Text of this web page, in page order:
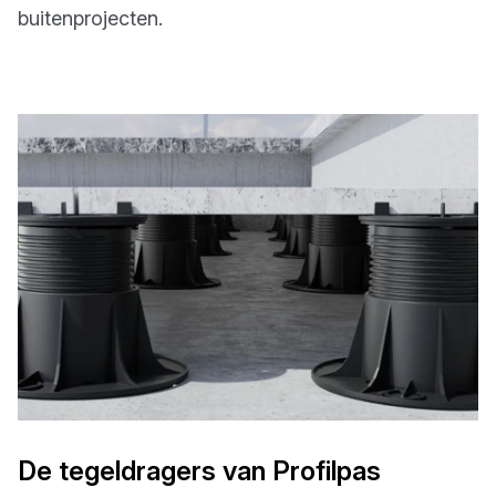
buitenprojecten.
De tegeldragers van Profilpas